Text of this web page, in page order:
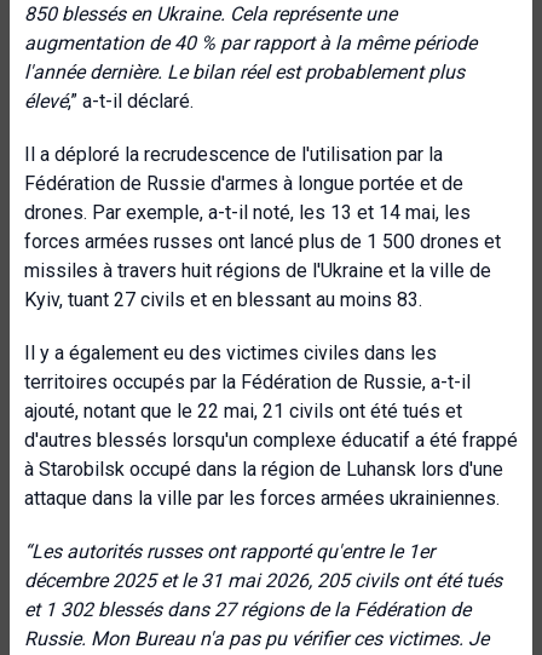
850 blessés en Ukraine. Cela représente une
augmentation de 40 % par rapport à la même période
l'année dernière. Le bilan réel est probablement plus
élevé,” a-t-il déclaré.
Il a déploré la recrudescence de l'utilisation par la
Fédération de Russie d'armes à longue portée et de
drones. Par exemple, a-t-il noté, les 13 et 14 mai, les
forces armées russes ont lancé plus de 1 500 drones et
missiles à travers huit régions de l'Ukraine et la ville de
Kyiv, tuant 27 civils et en blessant au moins 83.
Il y a également eu des victimes civiles dans les
territoires occupés par la Fédération de Russie, a-t-il
ajouté, notant que le 22 mai, 21 civils ont été tués et
d'autres blessés lorsqu'un complexe éducatif a été frappé
à Starobilsk occupé dans la région de Luhansk lors d'une
attaque dans la ville par les forces armées ukrainiennes.
“Les autorités russes ont rapporté qu'entre le 1er
décembre 2025 et le 31 mai 2026, 205 civils ont été tués
et 1 302 blessés dans 27 régions de la Fédération de
Russie. Mon Bureau n'a pas pu vérifier ces victimes. Je